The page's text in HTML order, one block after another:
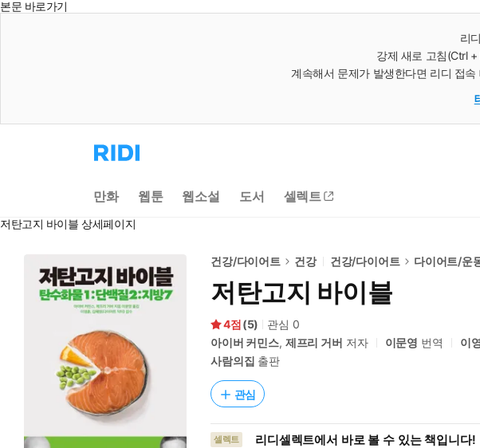
본문 바로가기
리
강제 새로 고침(Ctrl
계속해서 문제가 발생한다면 리디 접
리
디
으
로
동
만화 웹툰 웹소설 도서 셀렉트
저탄고지 바이블 상세페이지
건강/다이어트 건강 건강/다이어트 다이어트/운
저탄고지 바이블
4 (5) 관심 0
아이버 커민스, 제프리 거버 저자 이문영 번역 이
사람의집 출판
관심
셀렉트 리디셀렉트에서 바로 볼 수 있는 책입니다!